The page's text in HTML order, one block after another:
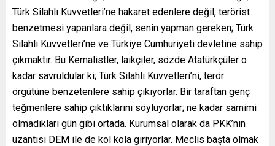
Türk Silahlı Kuvvetleri’ne hakaret edenlere değil, terörist
benzetmesi yapanlara değil, senin yapman gereken; Türk
Silahlı Kuvvetleri’ne ve Türkiye Cumhuriyeti devletine sahip
çıkmaktır. Bu Kemalistler, laikçiler, sözde Atatürkçüler o
kadar savruldular ki; Türk Silahlı Kuvvetleri’ni, terör
örgütüne benzetenlere sahip çıkıyorlar. Bir taraftan genç
teğmenlere sahip çıktıklarını söylüyorlar; ne kadar samimi
olmadıkları gün gibi ortada. Kurumsal olarak da PKK’nın
uzantısı DEM ile de kol kola giriyorlar. Meclis başta olmak